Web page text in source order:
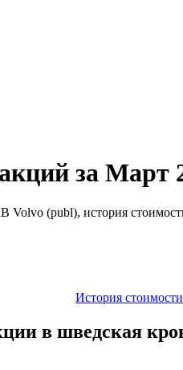
за Март
(publ), история
История стоимости
в шведская